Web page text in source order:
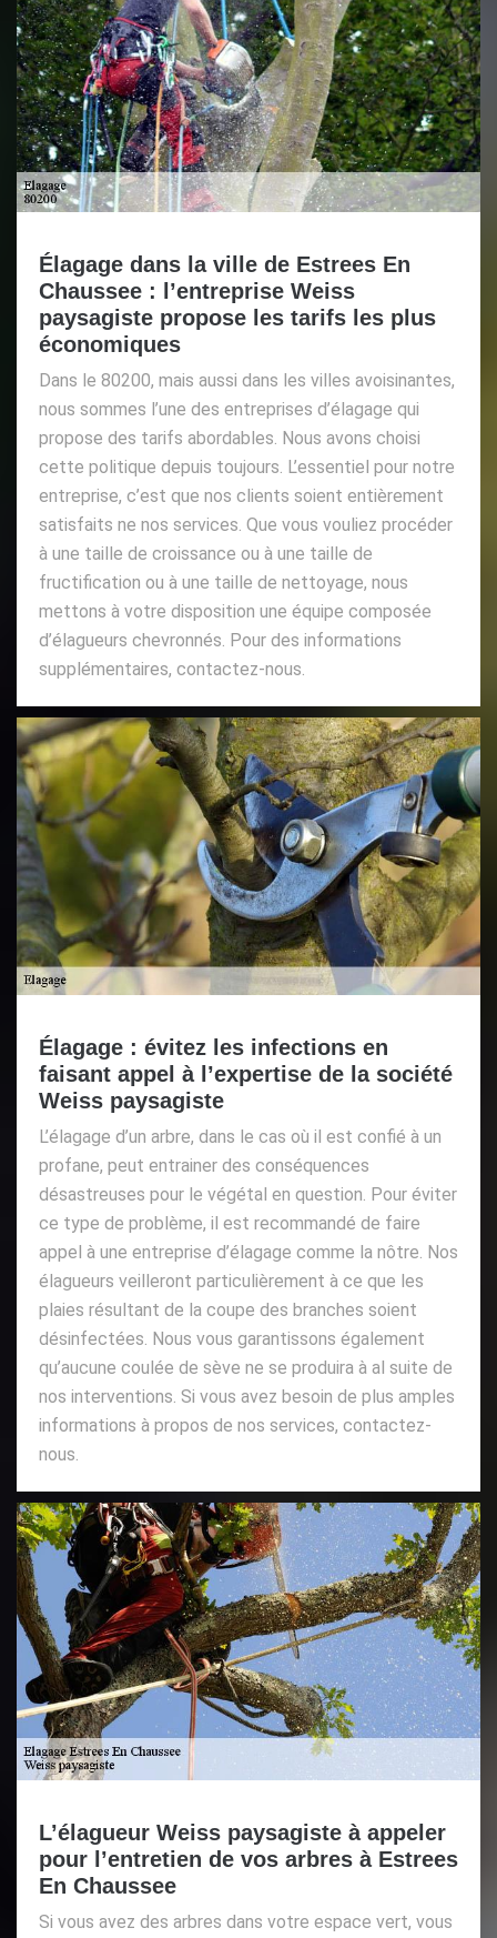
Élagage dans la ville de Estrees En
Chaussee : l’entreprise Weiss
paysagiste propose les tarifs les plus
économiques
Dans le 80200, mais aussi dans les villes avoisinantes,
nous sommes l’une des entreprises d’élagage qui
propose des tarifs abordables. Nous avons choisi
cette politique depuis toujours. L’essentiel pour notre
entreprise, c’est que nos clients soient entièrement
satisfaits ne nos services. Que vous vouliez procéder
à une taille de croissance ou à une taille de
fructification ou à une taille de nettoyage, nous
mettons à votre disposition une équipe composée
d’élagueurs chevronnés. Pour des informations
supplémentaires, contactez-nous.
Élagage : évitez les infections en
faisant appel à l’expertise de la société
Weiss paysagiste
L’élagage d’un arbre, dans le cas où il est confié à un
profane, peut entrainer des conséquences
désastreuses pour le végétal en question. Pour éviter
ce type de problème, il est recommandé de faire
appel à une entreprise d’élagage comme la nôtre. Nos
élagueurs veilleront particulièrement à ce que les
plaies résultant de la coupe des branches soient
désinfectées. Nous vous garantissons également
qu’aucune coulée de sève ne se produira à al suite de
nos interventions. Si vous avez besoin de plus amples
informations à propos de nos services, contactez-
nous.
L’élagueur Weiss paysagiste à appeler
pour l’entretien de vos arbres à Estrees
En Chaussee
Si vous avez des arbres dans votre espace vert, vous